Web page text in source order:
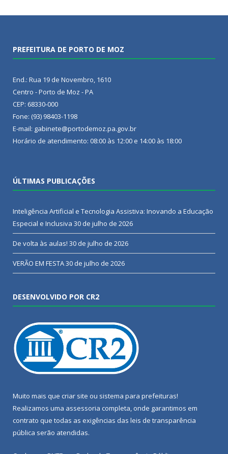
PREFEITURA DE PORTO DE MOZ
End.: Rua 19 de Novembro, 1610
Centro - Porto de Moz - PA
CEP: 68330-000
Fone: (93) 98403-1198
E-mail: gabinete@portodemoz.pa.gov.br
Horário de atendimento: 08:00 às 12:00 e 14:00 às 18:00
ÚLTIMAS PUBLICAÇÕES
Inteligência Artificial e Tecnologia Assistiva: Inovando a Educação
Especial e Inclusiva 30 de julho de 2026
De volta às aulas! 30 de julho de 2026
VERÃO EM FESTA30 de julho de 2026
DESENVOLVIDO POR CR2
Muito mais que criar site ou sistema para prefeituras!
Realizamos uma assessoria completa, onde garantimos em
contrato que todas as exigências das leis de transparência
pública serão atendidas.